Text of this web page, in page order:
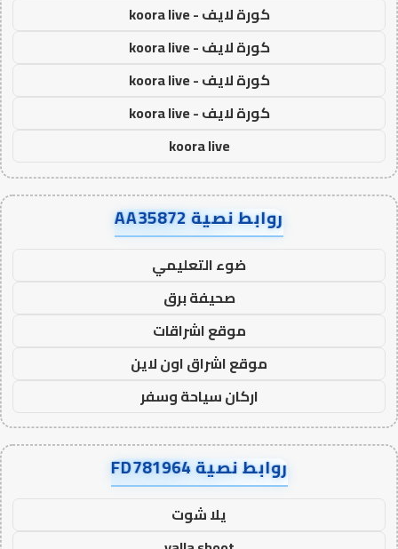
كورة لايف - koora live
كورة لايف - koora live
كورة لايف - koora live
كورة لايف - koora live
koora live
روابط نصية AA35872
ضوء التعليمي
صحيفة برق
موقع اشراقات
موقع اشراق اون لاين
اركان سياحة وسفر
روابط نصية FD781964
يلا شوت